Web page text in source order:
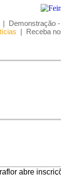
| Demonstração
| Receba